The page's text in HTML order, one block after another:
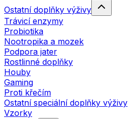
Ostatní doplňky výživy
Trávicí enzymy
Probiotika
Nootropika a mozek
Podpora jater
Rostlinné doplňky
Houby
Gaming
Proti křečím
Ostatní speciální doplňky výživy
Vzorky